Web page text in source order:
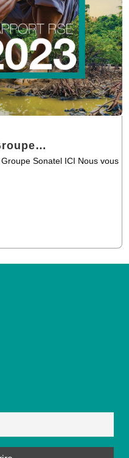
Sonatel ICI Nous vous